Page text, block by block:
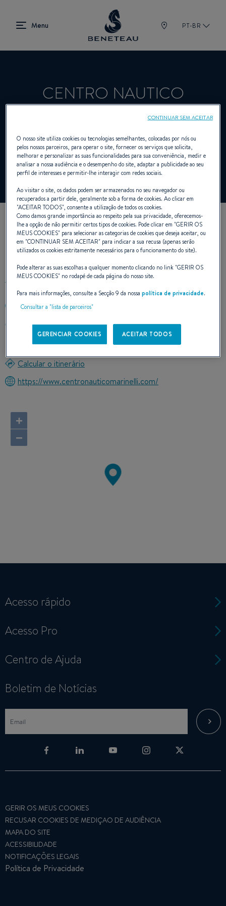
PT-BR
CENTRO NAUTICO
MARINELLI SRL
Revendedor Fora de bordo para BENETEAU
NOSSOS DADOS DE
CONTATO
+390815708082
Via Busento 24 Vadue di Carolei
87030 COSENZA (CALABRIA)
Itália
Calcular o itinerário
https://www.centronauticomarinelli.com/
+
−
Acesso rápido
Acesso Pro
Centro de Ajuda
Boletim de Notícias
GERIR OS MEUS COOKIES
RECUSAR COOKIES DE MEDIÇAO DE AUDIÊNCIA
MAPA DO SITE
ACESSIBILIDADE
NOTIFICAÇÕES LEGAIS
Política de Privacidade
O nosso site utiliza cookies ou tecnologias semelhantes, colocadas por nós ou
pelos nossos parceiros, para operar o site, fornecer os serviços que solicita,
melhorar e personalizar as suas funcionalidades para sua conveniência, medir e
analisar a nossa audiência e o desempenho do site, adaptar a publicidade ao seu
perfil de interesses e permitir-lhe interagir com redes sociais.
Ao visitar o site, os dados podem ser armazenados no seu navegador ou
recuperados a partir dele, geralmente sob a forma de cookies. Ao clicar em
"ACEITAR TODOS", consente a utilização de todos os cookies.
Como damos grande importância ao respeito pela sua privacidade, oferecemos-
lhe a opção de não permitir certos tipos de cookies. Pode clicar em "GERIR OS
MEUS COOKIES" para selecionar as categorias de cookies que deseja aceitar, ou
em "CONTINUAR SEM ACEITAR" para indicar a sua recusa (apenas serão
utilizados os cookies estritamente necessários para o funcionamento do site).
Pode alterar as suas escolhas a qualquer momento clicando no link "GERIR OS
MEUS COOKIES" no rodapé de cada página do nosso site.
Para mais informações, consulte a Secção 9 da nossapolítica de privacidade.
Consultar a "lista de parceiros"
GERENCIAR COOKIES ACEITAR TODOS
CONTINUAR SEM ACEITAR